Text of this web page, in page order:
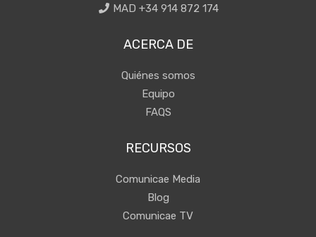
MAD +34 914 872 174
ACERCA DE
Quiénes somos
Equipo
FAQS
RECURSOS
Comunicae Media
Blog
Comunicae TV